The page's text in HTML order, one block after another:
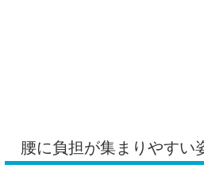
腰に負担が集まりやすい